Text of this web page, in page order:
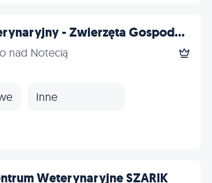
- Zwierzęta Gospod...
nad Notecią
Inne
Weterynaryjne SZARIK